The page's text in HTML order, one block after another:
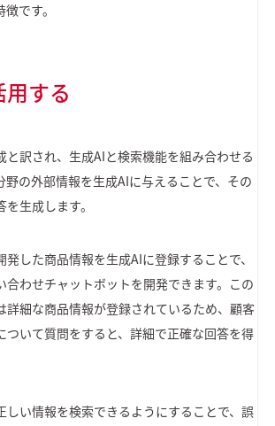
です。
用する
と訳され、生成AIと検索機能を組み合わせる
野の外部情報を生成AIに与えることで、その
生成します。
した商品情報を生成AIに登録することで、
合わせチャットボットを開発できます。この
詳細な商品情報が登録されているため、顧客
ついて質問をすると、詳細で正確な回答を得
しい情報を検索できるようにすることで、誤